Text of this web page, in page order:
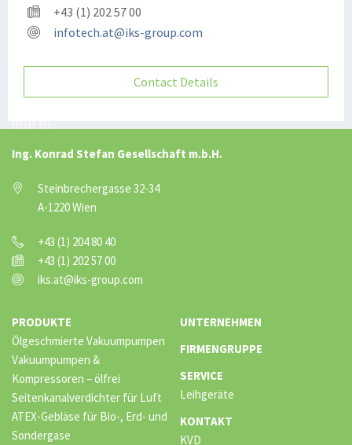
+43 (1) 202 57 00
infotech.at@iks-group.com
Contact Details
Ing. Konrad Stefan Gesellschaft m.b.H.
Steinbrechergasse 32-34
A-1220 Wien
+43 (1) 204 80 40
+43 (1) 202 57 00
iks.at@iks-group.com
PRODUKTE
Ölgeschmierte Vakuumpumpen
Vakuumpumpen &
Kompressoren – ölfrei
Seitenkanalverdichter für Luft
ATEX-Gebläse für Bio-, Erd- und
Sondergase
UNTERNEHMEN
FIRMENGRUPPE
SERVICE
Leihgeräte
KONTAKT
KVD